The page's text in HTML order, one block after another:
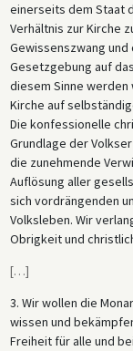
einerseits dem Staat
Verhältnis zur Kirche
Gewissenszwang
Gesetzgebung auf
diesem Sinne werden
Kirche auf
Die konfessionelle
Grundlage der
die zunehmende
Auflösung aller
sich vordrängenden
Volksleben. Wir
Obrigkeit und
[…]
3. Wir wollen die
wissen und
Freiheit für alle und